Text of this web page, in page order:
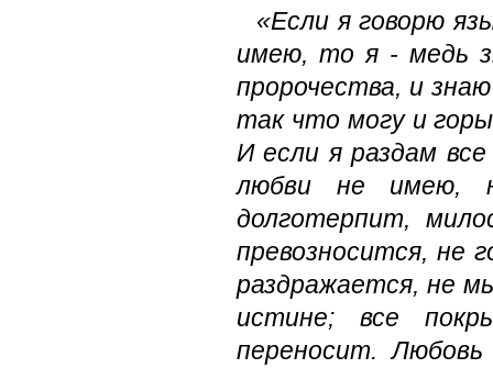
«Если я говорю
имею, то я - медь
пророчества, и
так что могу и
И если я раздам
любви не имею,
долготерпит,
превозносится, не
раздражается, не
истине; все
переносит.